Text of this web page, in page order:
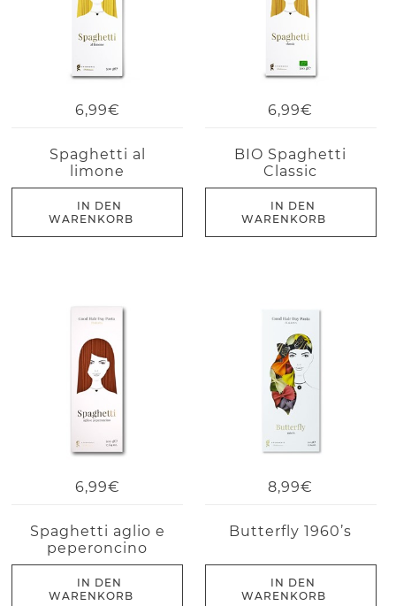
6,99€
Spaghetti al
limone
IN DEN
WARENKORB
6,99€
BIO Spaghetti
Classic
IN DEN
WARENKORB
6,99€
Spaghetti aglio e
peperoncino
IN DEN
WARENKORB
8,99€
Butterfly 1960’s
IN DEN
WARENKORB